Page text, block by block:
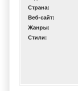
Страна:
Веб-сайт:
Жанры:
Стили: